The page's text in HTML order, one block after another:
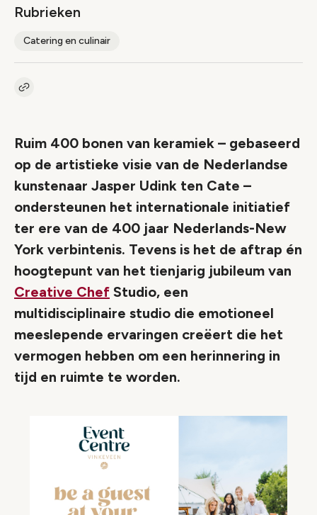
Rubrieken
Catering en culinair
Kopieer link naar artikel
Ruim 400 bonen van keramiek – gebaseerd
op de artistieke visie van de Nederlandse
kunstenaar Jasper Udink ten Cate –
ondersteunen het internationale initiatief
ter ere van de 400 jaar Nederlands-New
York verbintenis. Tevens is het de aftrap én
hoogtepunt van het tienjarig jubileum van
Creative Chef Studio, een
multidisciplinaire studio die emotioneel
meeslepende ervaringen creëert die het
vermogen hebben om een herinnering in
tijd en ruimte te worden.